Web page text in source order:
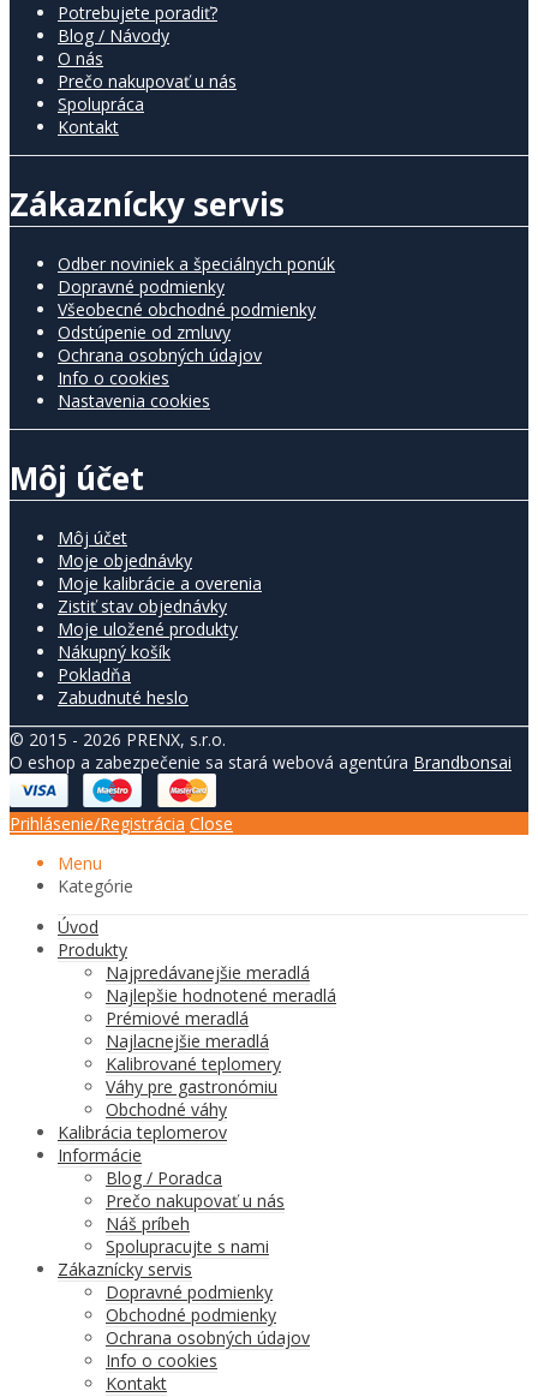
Potrebujete poradiť?
Blog / Návody
O nás
Prečo nakupovať u nás
Spolupráca
Kontakt
Zákaznícky servis
Odber noviniek a špeciálnych ponúk
Dopravné podmienky
Všeobecné obchodné podmienky
Odstúpenie od zmluvy
Ochrana osobných údajov
Info o cookies
Nastavenia cookies
Môj účet
Môj účet
Moje objednávky
Moje kalibrácie a overenia
Zistiť stav objednávky
Moje uložené produkty
Nákupný košík
Pokladňa
Zabudnuté heslo
© 2015 - 2026 PRENX, s.r.o.
O eshop a zabezpečenie sa stará webová agentúra Brandbonsai
Prihlásenie/Registrácia Close
Menu
Kategórie
Úvod
Produkty
Najpredávanejšie meradlá
Najlepšie hodnotené meradlá
Prémiové meradlá
Najlacnejšie meradlá
Kalibrované teplomery
Váhy pre gastronómiu
Obchodné váhy
Kalibrácia teplomerov
Informácie
Blog / Poradca
Prečo nakupovať u nás
Náš príbeh
Spolupracujte s nami
Zákaznícky servis
Dopravné podmienky
Obchodné podmienky
Ochrana osobných údajov
Info o cookies
Kontakt